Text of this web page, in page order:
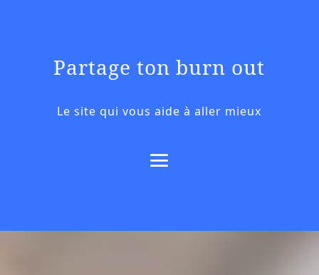
Partage ton burn out
Le site qui vous aide à aller mieux